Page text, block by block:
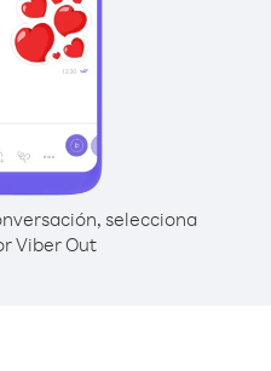
selecciona
Viber Out